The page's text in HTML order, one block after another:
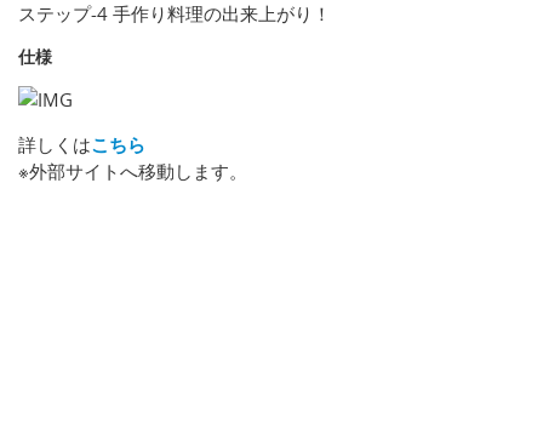
ステップ-4 手作り料理の出来上がり！
仕様
詳しくはこちら
※外部サイトへ移動します。